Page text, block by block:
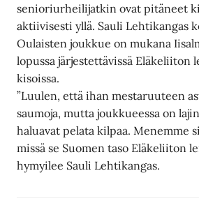
senioriurheilijatkin ovat pitäneet
aktiivisesti yllä. Sauli Lehtikangas
Oulaisten joukkue on mukana
lopussa järjestettävissä Eläkeliiton
kisoissa.
”Luulen, että ihan mestaruuteen
saumoja, mutta joukkueessa on
haluavat pelata kilpaa. Menemme
missä se Suomen taso Eläkeliiton
hymyilee Sauli Lehtikangas.